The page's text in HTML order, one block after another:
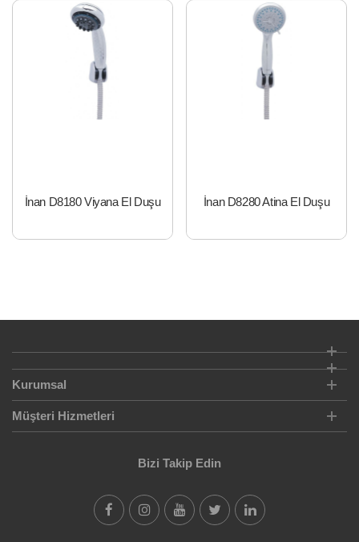
İnan D8180 Viyana El Duşu İnan D8280 Atina El Duşu
Kurumsal
Müşteri Hizmetleri
Bizi Takip Edin